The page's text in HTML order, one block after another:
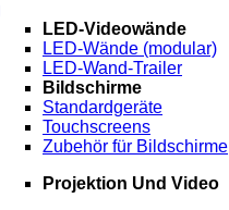
LED-Videowände
LED-Wände (modular)
LED-Wand-Trailer
Bildschirme
Standardgeräte
Touchscreens
Zubehör für Bildschirme
Projektion Und Video